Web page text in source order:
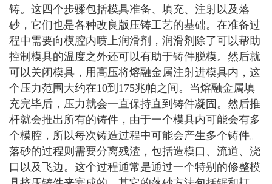
铸。这四个步骤包括模具准备、填充、注射以及落
砂，它们也是各种改良版压铸工艺的基础。在准备过
程中需要向模腔内喷上润滑剂，润滑剂除了可以帮助
控制模具的温度之外还可以有助于铸件脱模。然后就
可以关闭模具，用高压将熔融金属注射进模具内，这
个压力范围大约在10到175兆帕之间。当熔融金属填
充完毕后，压力就会一直保持直到铸件凝固。然后推
杆就会推出所有的铸件，由于一个模具内可能会有多
个模腔，所以每次铸造过程中可能会产生多个铸件。
落砂的过程则需要分离残渣，包括造模口、流道、浇
口以及飞边。这个过程通常是通过一个特别的修整模